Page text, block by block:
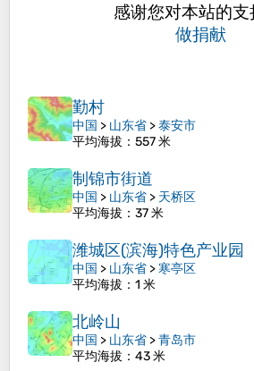
感谢您对本站的
做捐献
勤村
中国 > 山东省 >泰安市
平均海拔 ：557 米
制锦市街道
中国 > 山东省 > 天桥区
平均海拔 ：37 米
潍城区(滨海)特色产业园
中国 > 山东省 >寒亭区
平均海拔 ：1 米
北岭山
中国 > 山东省 >青岛市
平均海拔 ：43 米